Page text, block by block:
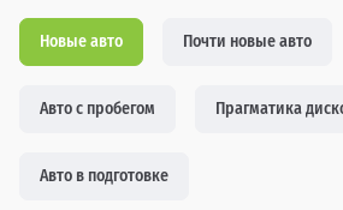
Новые авто Почти новые авто
Авто с пробегом Прагматика
Авто в подготовке